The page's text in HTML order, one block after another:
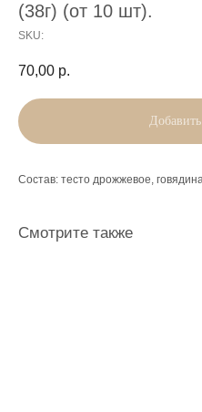
(38г) (от 10 шт).
SKU:
70,00 р.
Состав: тесто дрожжевое,
Смотрите также